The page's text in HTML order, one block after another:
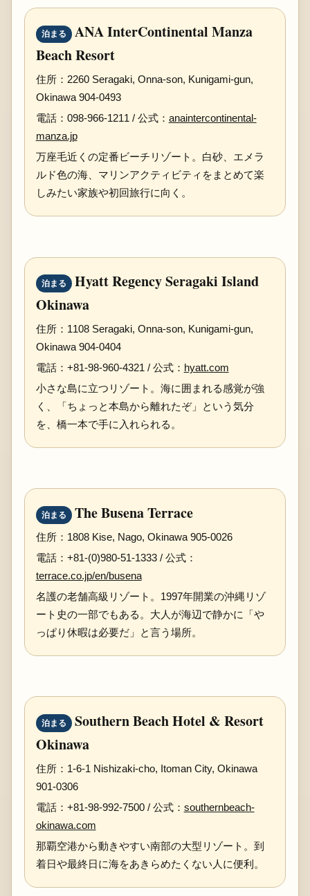
泊まる
ANA InterContinental Manza
Beach Resort
住所：2260 Seragaki, Onna-son, Kunigami-gun,
Okinawa 904-0493
電話：098-966-1211 / 公式： anaintercontinental-
manza.jp
万座毛近くの定番ビーチリゾート。白砂、エメラ
ルド色の海、マリンアクティビティをまとめて楽
しみたい家族や初回旅行に向く。
泊まる
Hyatt Regency Seragaki Island
Okinawa
住所：1108 Seragaki, Onna-son, Kunigami-gun,
Okinawa 904-0404
電話：+81-98-960-4321 / 公式： hyatt.com
小さな島に立つリゾート。海に囲まれる感覚が強
く、「ちょっと本島から離れたぞ」という気分
を、橋一本で手に入れられる。
泊まる The Busena Terrace
住所：1808 Kise, Nago, Okinawa 905-0026
電話：+81-(0)980-51-1333 / 公式：
terrace.co.jp/en/busena
名護の老舗高級リゾート。1997年開業の沖縄リゾ
ート史の一部でもある。大人が海辺で静かに「や
っぱり休暇は必要だ」と言う場所。
泊まる
Southern Beach Hotel & Resort
Okinawa
住所：1-6-1 Nishizaki-cho, Itoman City, Okinawa
901-0306
電話：+81-98-992-7500 / 公式： southernbeach-
okinawa.com
那覇空港から動きやすい南部の大型リゾート。到
着日や最終日に海をあきらめたくない人に便利。